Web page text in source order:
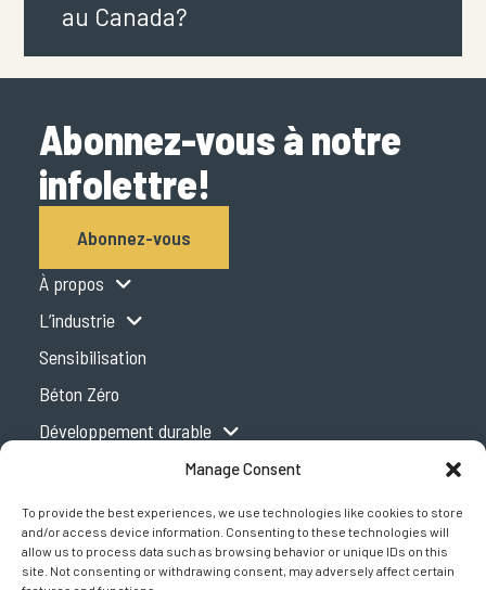
Manage Consent
To provide the best experiences, we use technologies like cookies to store
and/or access device information. Consenting to these technologies will
allow us to process data such as browsing behavior or unique IDs on this
site. Not consenting or withdrawing consent, may adversely affect certain
au Canada?
Abonnez-vous à notre
infolettre!
Abonnez-vous
À propos
L’industrie
Sensibilisation
Béton Zéro
Développement durable
Podcast
Concrete Design Handbook
Presse